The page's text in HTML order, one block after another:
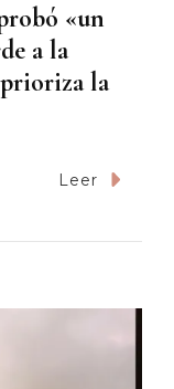
«un
a la
la
Leer